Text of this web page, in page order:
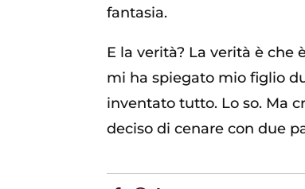
fantasia.
E la verità? La verità è che
mi ha spiegato mio figlio
inventato tutto. Lo so. Ma
deciso di cenare con due